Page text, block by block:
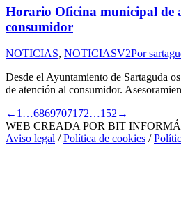
Horario Oficina municipal de
consumidor
NOTICIAS, NOTICIASV2Por
Desde el Ayuntamiento de Sartaguda
de atención al consumidor.
← 1 …68697071 72…152 →
WEB CREADA POR BIT
Aviso legal /Política de cookies /